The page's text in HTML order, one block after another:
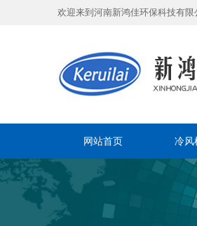
欢迎来到河南新鸿佳环保科技有限
网站首页 冷风